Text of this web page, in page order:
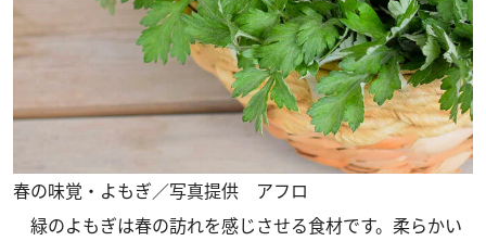
春の味覚・よもぎ／写真提供 アフロ
緑のよもぎは春の訪れを感じさせる食材です。柔らかい